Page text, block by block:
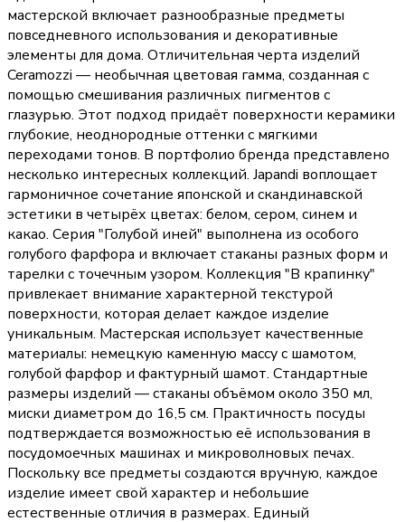
мастерской включает разнообразные предметы
повседневного использования и декоративные
элементы для дома. Отличительная черта изделий
Ceramozzi — необычная цветовая гамма, созданная с
помощью смешивания различных пигментов с
глазурью. Этот подход придаёт поверхности керамики
глубокие, неоднородные оттенки с мягкими
переходами тонов. В портфолио бренда представлено
несколько интересных коллекций. Japandi воплощает
гармоничное сочетание японской и скандинавской
эстетики в четырёх цветах: белом, сером, синем и
какао. Серия "Голубой иней" выполнена из особого
голубого фарфора и включает стаканы разных форм и
тарелки с точечным узором. Коллекция "В крапинку"
привлекает внимание характерной текстурой
поверхности, которая делает каждое изделие
уникальным. Мастерская использует качественные
материалы: немецкую каменную массу с шамотом,
голубой фарфор и фактурный шамот. Стандартные
размеры изделий — стаканы объёмом около 350 мл,
миски диаметром до 16,5 см. Практичность посуды
подтверждается возможностью её использования в
посудомоечных машинах и микроволновых печах.
Поскольку все предметы создаются вручную, каждое
изделие имеет свой характер и небольшие
естественные отличия в размерах. Единый